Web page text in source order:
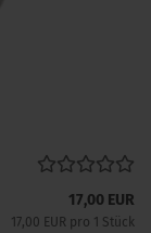
17,00 EUR
17,00 EUR pro 1 Stück